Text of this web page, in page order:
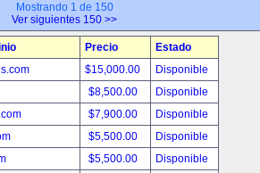
Mostrando 1 de 150
Ver siguientes 150 >>
Precio
Estado
$15,000.00
Disponible
$8,500.00
Disponible
$7,900.00
Disponible
$5,500.00
Disponible
$5,500.00
Disponible